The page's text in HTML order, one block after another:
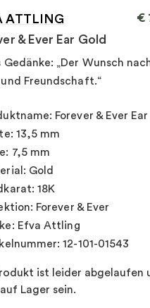
ATTLING
& Ever Ear Gold
€
Gedänke: „Der Wunsch
und Freundschaft.“
Forever & Ever Ear
13,5 mm
7,5 mm
Gold
18K
Forever & Ever
Efva Attling
12-101-01543
ist leider abgelaufen
Lager sein.